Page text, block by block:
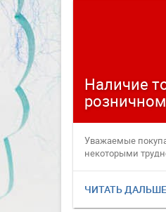
Наличие
Уважаемые
некоторыми
ЧИТАТЬ ДАЛЬШЕ